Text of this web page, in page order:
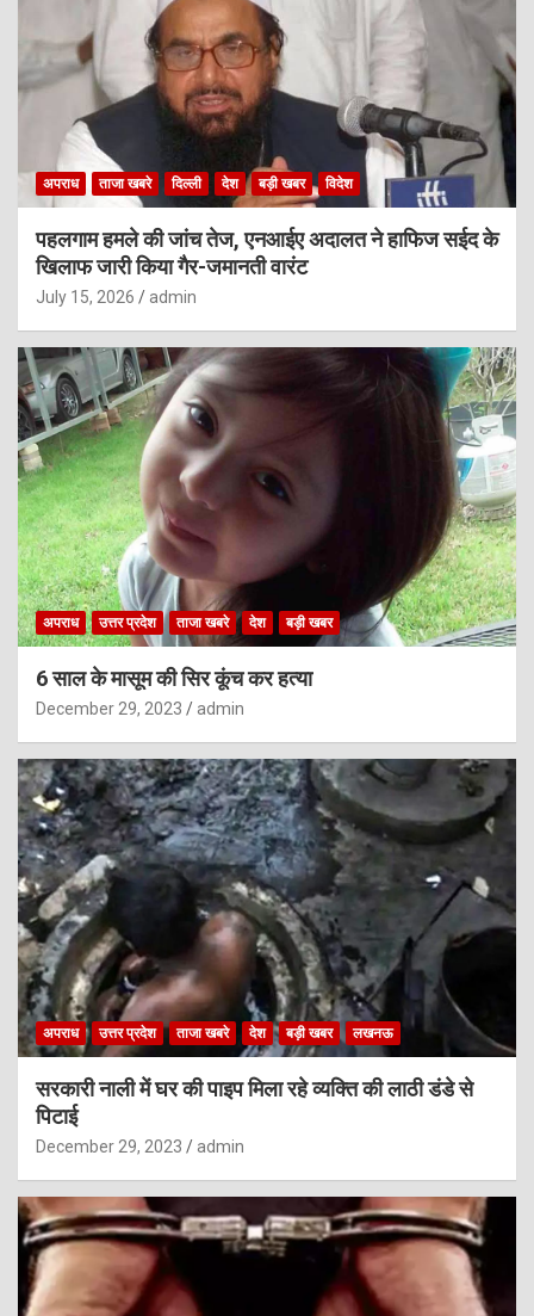
अपराध ताजा खबरे दिल्ली देश बड़ी खबर विदेश
पहलगाम हमले की जांच तेज, एनआईए अदालत ने हाफिज सईद के
खिलाफ जारी किया गैर-जमानती वारंट
July 15, 2026 admin
अपराध उत्तर प्रदेश ताजा खबरे देश बड़ी खबर
6 साल के मासूम की सिर कूंच कर हत्या
December 29, 2023 admin
अपराध उत्तर प्रदेश ताजा खबरे देश बड़ी खबर लखनऊ
सरकारी नाली में घर की पाइप मिला रहे व्यक्ति की लाठी डंडे से
पिटाई
December 29, 2023 admin